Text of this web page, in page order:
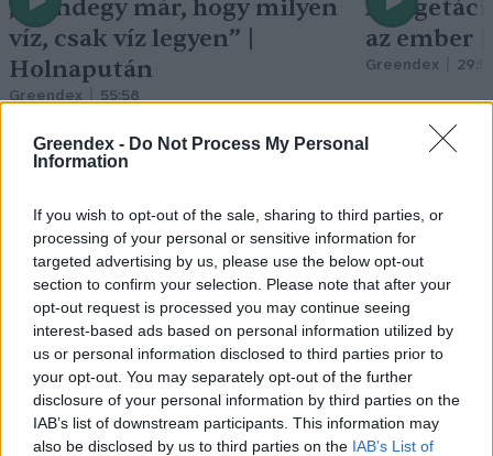
Greendex - Do Not Process My Personal
Information
If you wish to opt-out of the sale, sharing to third parties, or
processing of your personal or sensitive information for
targeted advertising by us, please use the below opt-out
section to confirm your selection. Please note that after your
opt-out request is processed you may continue seeing
interest-based ads based on personal information utilized by
us or personal information disclosed to third parties prior to
your opt-out. You may separately opt-out of the further
disclosure of your personal information by third parties on the
IAB’s list of downstream participants. This information may
also be disclosed by us to third parties on the IAB’s List of
„Mindegy már, hogy milyen
víz, csak víz legyen” |
Holnapután
Greendex 55:58
A
az ember
Greendex
Merre lehet a Velencei-tó
jövője? | Holnapután
PODCAST Novák Zsombor 3 perc